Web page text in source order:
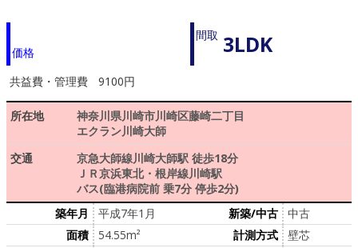
価格
間取 3LDK
共益費・管理費 9100円
所在地
神奈川県川崎市川崎区藤崎二丁目
エクラン川崎大師
交通
京急大師線川崎大師駅 徒歩18分
ＪＲ京浜東北・根岸線川崎駅
バス(臨港病院前 乗7分 停歩2分)
築年月
平成7年1月 新築/中古
中古
面積
54.55m² 計測方式
壁芯